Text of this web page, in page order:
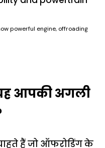
powerful engine, offroading
आपकी अगली
हैं जो ऑफरोडिंग के